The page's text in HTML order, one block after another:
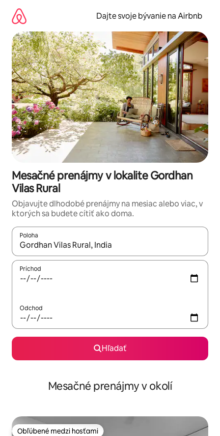
obsah.
Dajte svoje bývanie na Airbnb
Mesačné prenájmy v lokalite Gordhan
Vilas Rural
Objavujte dlhodobé prenájmy na mesiac alebo viac, v
ktorých sa budete cítiť ako doma.
Poloha
Keď budú výsledky k dispozícii, môžete si ich prechádzať
Príchod
Odchod
Hľadať
Mesačné prenájmy v okolí
Obľúbené medzi hosťami